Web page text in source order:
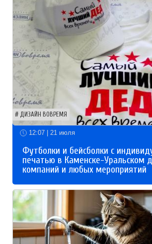
ДИЗАЙН ВОВРЕМЯ
12:07 | 21 июля
Футболки и бейсболки с
печатью в Каменске-Уральском
компаний и любых мероприятий